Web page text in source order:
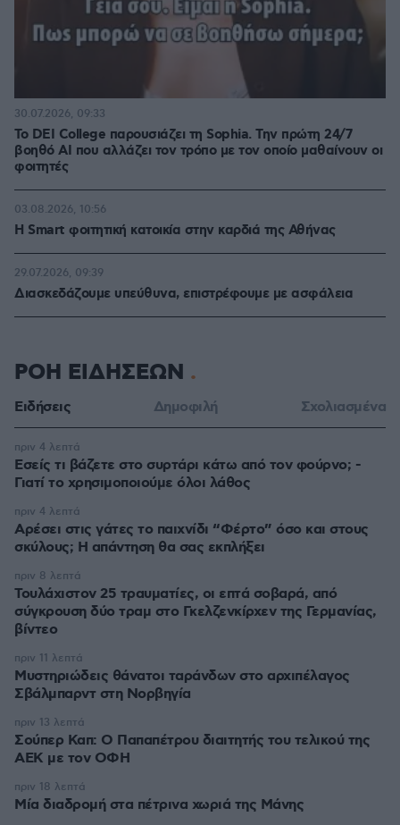
Το DEI College παρουσιάζει τη Sophia. Την πρώτη 24/7
βοηθό AI που αλλάζει τον τρόπο με τον οποίο μαθαίνουν οι
φοιτητές
30.07.2026, 09:33
Η Smart φοιτητική κατοικία στην καρδιά της Αθήνας
03.08.2026, 10:56
Διασκεδάζουμε υπεύθυνα, επιστρέφουμε με ασφάλεια
29.07.2026, 09:39
ΡΟΗ ΕΙΔΗΣΕΩΝ
Ειδήσεις Δημοφιλή Σχολιασμένα
Εσείς τι βάζετε στο συρτάρι κάτω από τον φούρνο; -
Γιατί το χρησιμοποιούμε όλοι λάθος
πριν 4 λεπτά
Αρέσει στις γάτες το παιχνίδι “Φέρτο” όσο και στους
σκύλους; Η απάντηση θα σας εκπλήξει
πριν 4 λεπτά
Τουλάχιστον 25 τραυματίες, οι επτά σοβαρά, από
σύγκρουση δύο τραμ στο Γκελζενκίρχεν της Γερμανίας,
βίντεο
πριν 8 λεπτά
Μυστηριώδεις θάνατοι ταράνδων στο αρχιπέλαγος
Σβάλμπαρντ στη Νορβηγία
πριν 11 λεπτά
Σούπερ Καπ: Ο Παπαπέτρου διαιτητής του τελικού της
ΑΕΚ με τον ΟΦΗ
πριν 13 λεπτά
Μία διαδρομή στα πέτρινα χωριά της Μάνης
πριν 18 λεπτά